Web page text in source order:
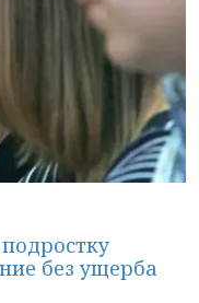
без ущерба